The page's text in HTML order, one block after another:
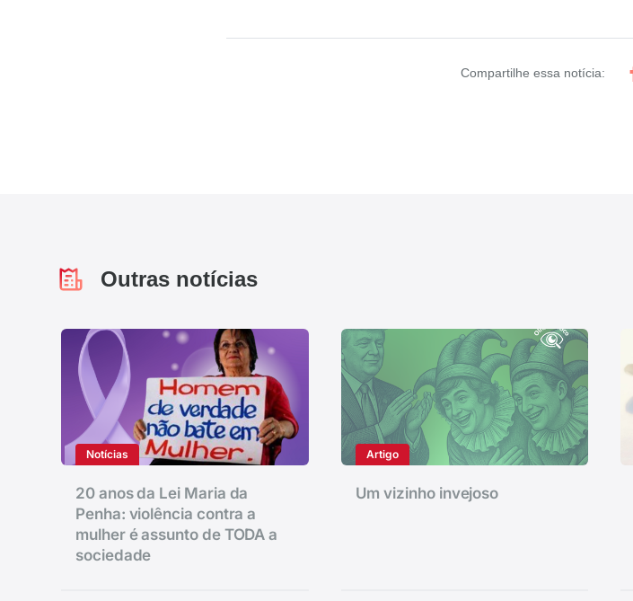
Compartilhe essa notícia:
Outras notícias
Notícias
20 anos da Lei Maria da
Penha: violência contra a
mulher é assunto de TODA a
sociedade
Artigo
Um vizinho invejoso